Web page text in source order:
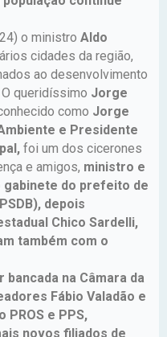
o ministro Aldo
cidades da região,
ao desenvolvimento
queridíssimo Jorge
como Jorge
e Presidente
foi um dos cicerones
e amigos, ministro e
do prefeito de
depois
Chico Sardelli,
também com o
bancada na Câmara da
Fábio Valadão e
PROS e PPS,
novos filiados de